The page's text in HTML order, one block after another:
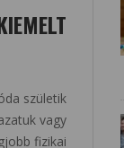
születik
vagy
fizikai